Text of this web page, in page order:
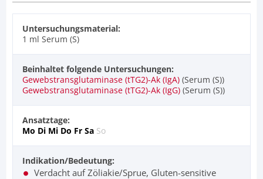
Untersuchungsmaterial:
1 ml Serum (S)
Beinhaltet folgende Untersuchungen:
Gewebstransglutaminase (tTG2)-Ak (IgA) (Serum (S))
Gewebstransglutaminase (tTG2)-Ak (IgG) (Serum (S))
Ansatztage:
Mo Di Mi Do Fr Sa So
Indikation/Bedeutung:
Verdacht auf Zöliakie/Sprue, Gluten-sensitive